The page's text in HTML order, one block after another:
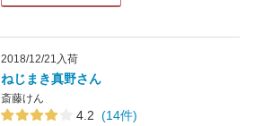
2018/12/21入荷
ねじまき真野さん
斎藤けん
4.2 (14件)